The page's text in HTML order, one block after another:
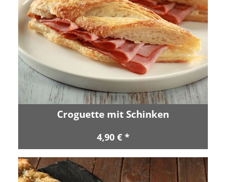
Croguette mit Schinken
4,90 € *